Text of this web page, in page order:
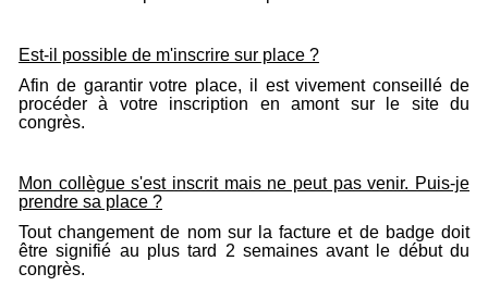
Est-il possible de m'inscrire sur place ?
Afin de garantir votre place, il est vivement conseillé de
procéder à votre inscription en amont sur le site du
congrès.
Mon collègue s'est inscrit mais ne peut pas venir. Puis-je
prendre sa place ?
Tout changement de nom sur la facture et de badge doit
être signifié au plus tard 2 semaines avant le début du
congrès.